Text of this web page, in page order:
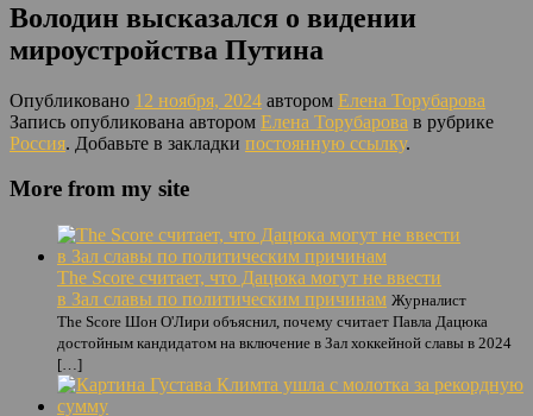
Володин высказался о видении
мироустройства Путина
Опубликовано 12 ноября, 2024 автором Елена Торубарова
Запись опубликована автором Елена Торубарова в рубрике
Россия. Добавьте в закладки постоянную ссылку.
More from my site
The Score считает, что Дацюка могут не ввести
в Зал славы по политическим причинам Журналист
The Score Шон О'Лири объяснил, почему считает Павла Дацюка
достойным кандидатом на включение в Зал хоккейной славы в 2024
[…]